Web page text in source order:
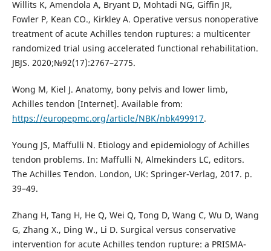
Willits K, Amendola A, Bryant D, Mohtadi NG, Giffin JR,
Fowler P, Kean CO., Kirkley A. Operative versus nonoperative
treatment of acute Achilles tendon ruptures: a multicenter
randomized trial using accelerated functional rehabilitation.
JBJS. 2020;№92(17):2767–2775.
Wong M, Kiel J. Anatomy, bony pelvis and lower limb,
Achilles tendon [Internet]. Available from:
https://europepmc.org/article/NBK/nbk499917.
Young JS, Maffulli N. Etiology and epidemiology of Achilles
tendon problems. In: Maffulli N, Almekinders LC, editors.
The Achilles Tendon. London, UK: Springer-Verlag, 2017. p.
39–49.
Zhang H, Tang H, He Q, Wei Q, Tong D, Wang C, Wu D, Wang
G, Zhang X., Ding W., Li D. Surgical versus conservative
intervention for acute Achilles tendon rupture: a PRISMA-